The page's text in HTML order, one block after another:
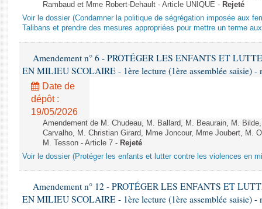
Rambaud et Mme Robert-Dehault - Article UNIQUE - Rejeté
Voir le dossier (Condamner la politique de ségrégation imposée aux
Talibans et prendre des mesures appropriées pour mettre un terme
Amendement n° 6 - PROTÉGER LES ENFANTS ET
EN MILIEU SCOLAIRE - 1ère lecture (1ère assemblée saisie) -
Date de
dépôt :
19/05/2026
Amendement de M. Chudeau, M. Ballard, M. Beaurain, M.
Carvalho, M. Christian Girard, Mme Joncour, Mme Joubert, M.
M. Tesson - Article 7 - Rejeté
Voir le dossier (Protéger les enfants et lutter contre les violences en
Amendement n° 12 - PROTÉGER LES ENFANTS ET
EN MILIEU SCOLAIRE - 1ère lecture (1ère assemblée saisie) -